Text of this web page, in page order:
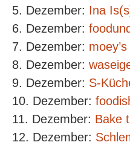
5. Dezember: Ina
6. Dezember:
7. Dezember:
8. Dezember:
9. Dezember: S-
10. Dezember:
11. Dezember: Bake
12. Dezember: